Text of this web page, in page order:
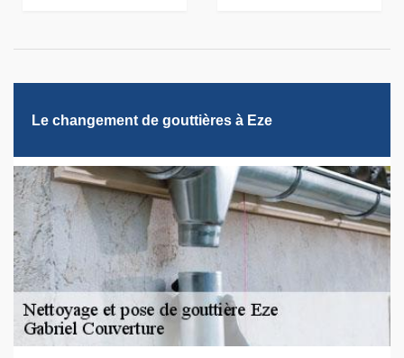
Le changement de gouttières à Eze